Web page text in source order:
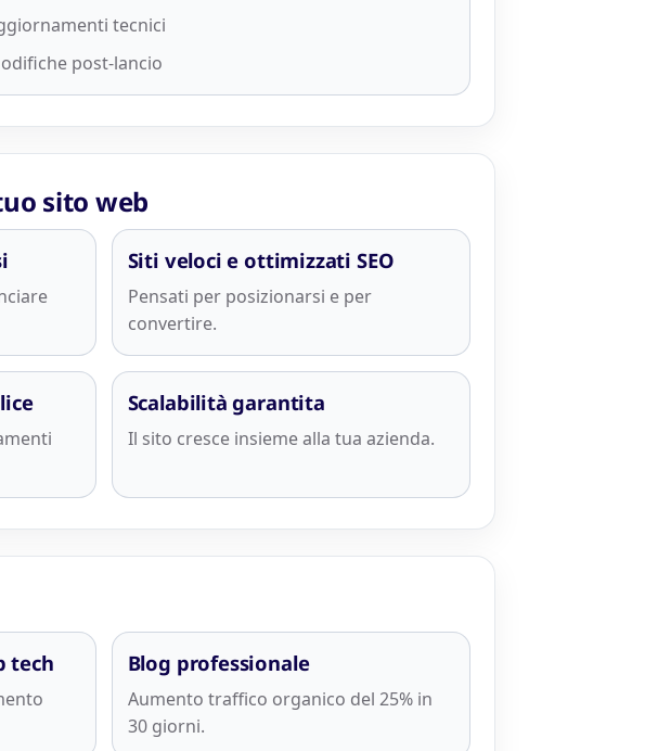
tecnici
post-lancio
sito web
Siti veloci e ottimizzati SEO
Pensati per posizionarsi e per
convertire.
Scalabilità garantita
Il sito cresce insieme alla tua azienda.
tech Blog professionale
Aumento traffico organico del 25% in
30 giorni.